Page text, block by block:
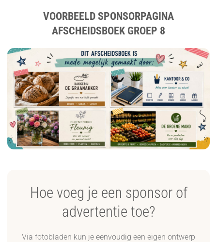
VOORBEELD SPONSORPAGINA
AFSCHEIDSBOEK GROEP 8
Hoe voeg je een sponsor of
advertentie toe?
Via fotobladen kun je eenvoudig een eigen ontwerp